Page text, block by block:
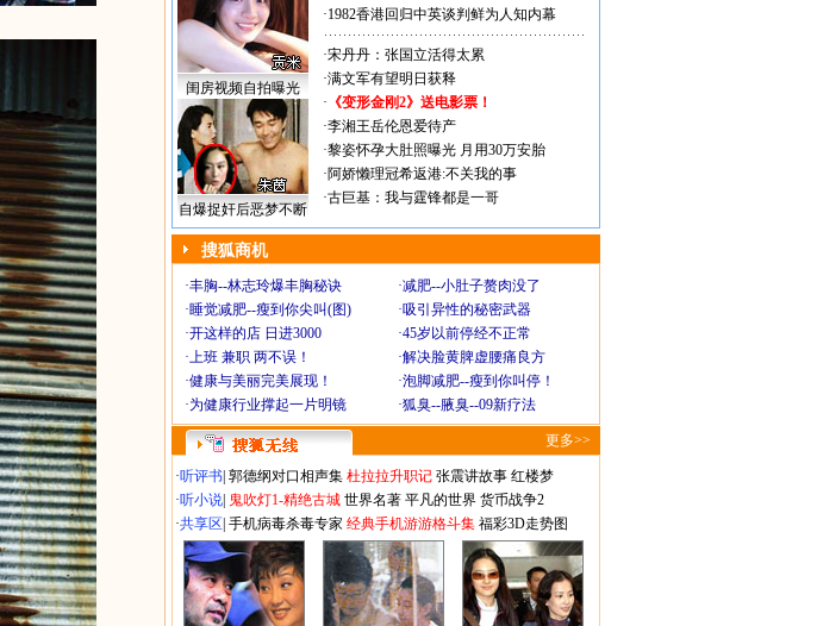
闺房视频自拍曝光
自爆捉奸后恶梦不断
·1982香港回归中英谈判鲜为人知内幕
·宋丹丹：张国立活得太累
·满文军有望明日获释
· 《变形金刚2》送电影票！
·李湘王岳伦恩爱待产
·黎姿怀孕大肚照曝光 月用30万安胎
·阿娇懒理冠希返港:不关我的事
·古巨基：我与霆锋都是一哥
搜狐商机
·丰胸--林志玲爆丰胸秘诀 ·减肥--小肚子赘肉没了
·睡觉减肥--瘦到你尖叫(图) ·吸引异性的秘密武器
·开这样的店 日进3000 ·45岁以前停经不正常
·上班 兼职 两不误！ ·解决脸黄脾虚腰痛良方
·健康与美丽完美展现！ ·泡脚减肥--瘦到你叫停！
·为健康行业撑起一片明镜 ·狐臭--腋臭--09新疗法
更多>>
·听评书 郭德纲对口相声集 杜拉拉升职记 张震讲故事 红楼梦
·听小说 鬼吹灯1-精绝古城 世界名著 平凡的世界 货币战争2
·共享区 手机病毒杀毒专家 经典手机游游格斗集 福彩3D走势图